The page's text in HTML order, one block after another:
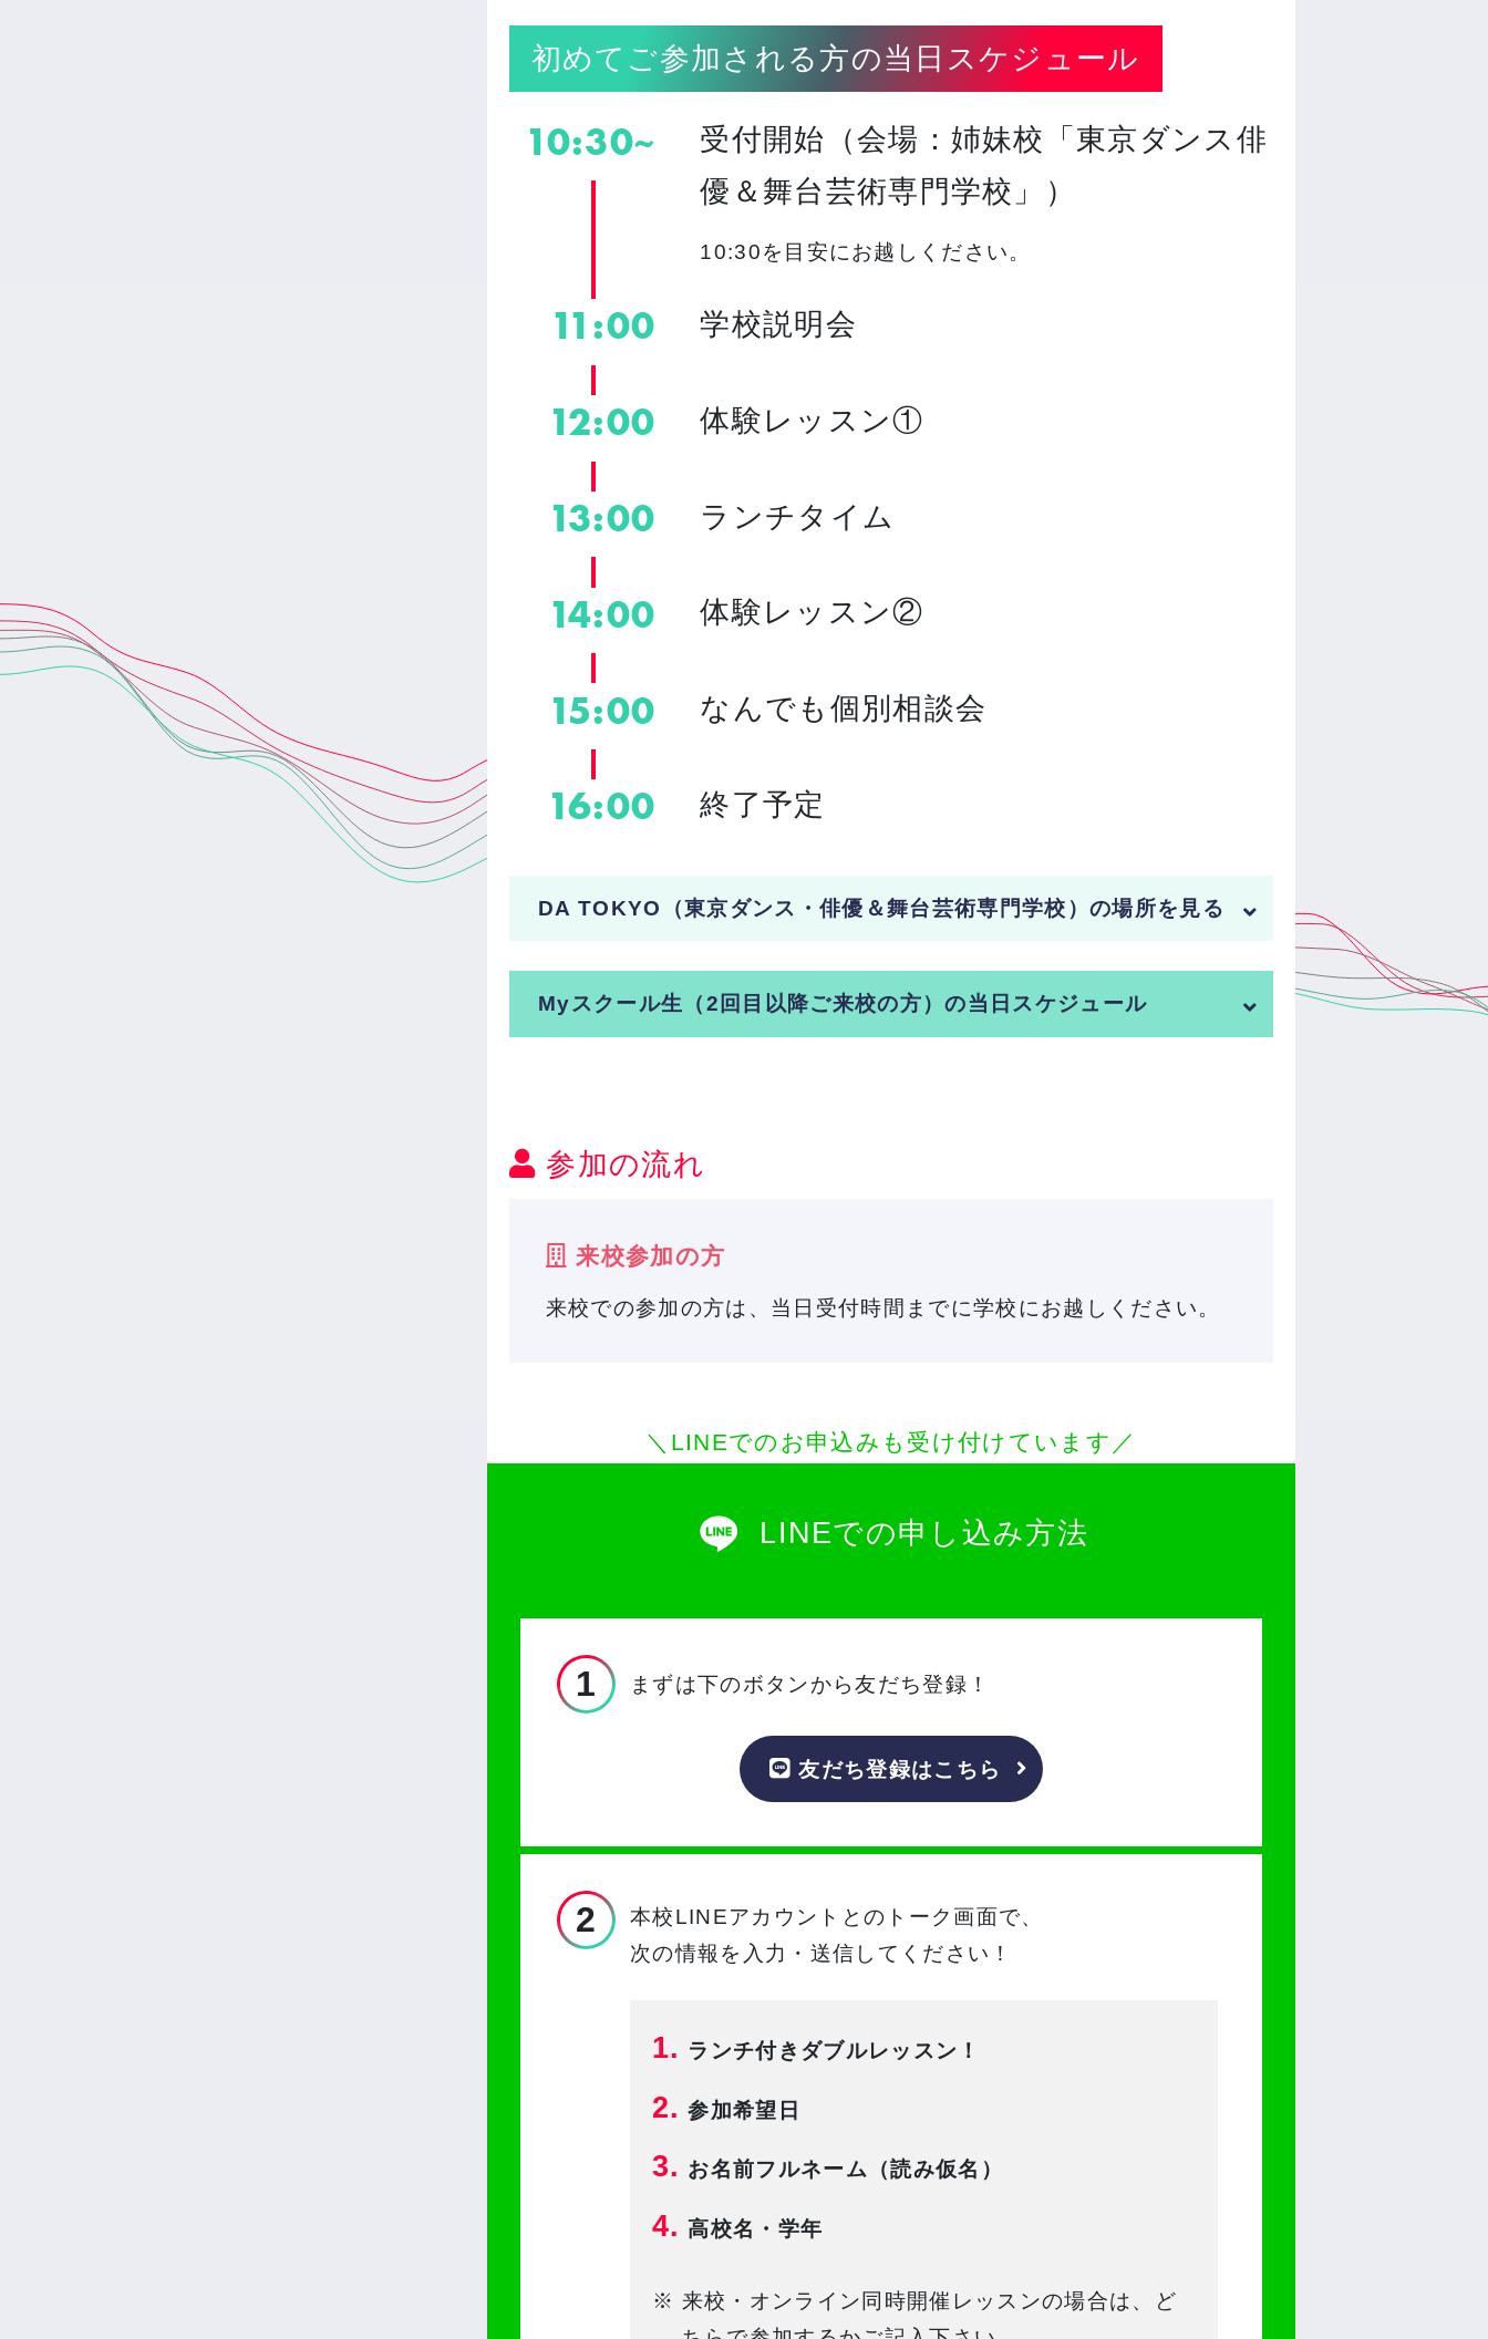
初めてご参加される方の当日スケジュール
10:30~
受付開始（会場：姉妹校「東京ダンス俳
優＆舞台芸術専門学校」）
10:30を目安にお越しください。
11:00 学校説明会
12:00 体験レッスン①
13:00 ランチタイム
14:00 体験レッスン②
15:00 なんでも個別相談会
16:00 終了予定
DA TOKYO（東京ダンス・俳優＆舞台芸術専門学校）の場所を見る
Myスクール生（2回目以降ご来校の方）の当日スケジュール
参加の流れ
来校参加の方
来校での参加の方は、当日受付時間までに学校にお越しください。
＼LINEでのお申込みも受け付けています／
LINEでの申し込み方法
1 まずは下のボタンから友だち登録！
友だち登録はこちら
2
本校LINEアカウントとのトーク画面で、
次の情報を入力・送信してください！
1. ランチ付きダブルレッスン！
2. 参加希望日
3. お名前フルネーム （読み仮名）
4. 高校名・学年
※ 来校・オンライン同時開催レッスンの場合は、ど